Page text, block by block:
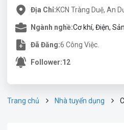
Địa Chỉ:KCN Tràng Duệ, An
Ngành nghề:Cơ khí, Điện,
Đã Đăng:6 Công Việc.
Follower:12
Trang chủ Nhà tuyển dụng